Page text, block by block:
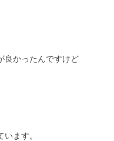
良かったんですけど
ます。